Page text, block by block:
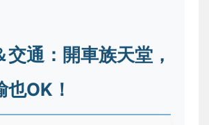
交通：開車族天堂，
也OK！